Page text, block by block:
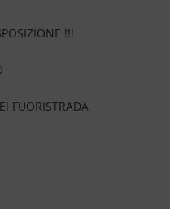
!!!
FUORISTRADA